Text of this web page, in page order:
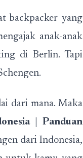
backpacker yang
anak-anak
di Berlin. Tapi
dari mana. Maka
| Panduan
dari Indonesia,